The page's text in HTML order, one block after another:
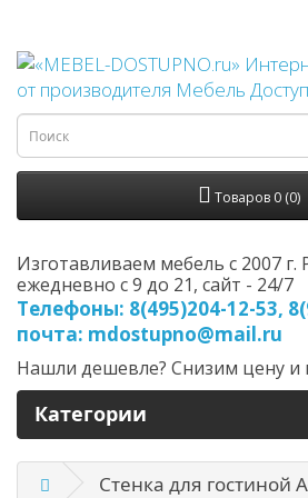
Товаров 0 (0)
Изготавливаем мебель с 2007 г.
ежедневно с 9 до 21, cайт - 24/7
Телефоны: 8(495)204-12-53,
почта: mdostupno@mail.ru
Нашли дешевле? Снизим цену и
Категории
Стенка для гостиной